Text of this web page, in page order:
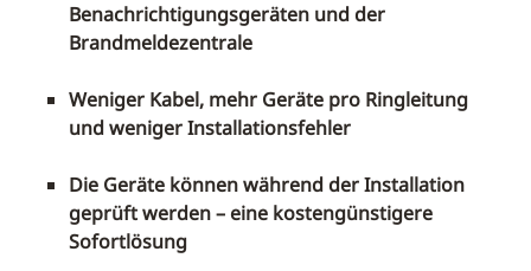
Benachrichtigungsgeräten und der
Brandmeldezentrale
Weniger Kabel, mehr Geräte pro Ringleitung
und weniger Installationsfehler
Die Geräte können während der Installation
geprüft werden – eine kostengünstigere
Sofortlösung